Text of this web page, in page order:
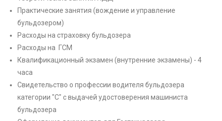
Практические занятия (вождение и управление
бульдозером)
Расходы на страховку бульдозера
Расходы на ГСМ
Квалификационный экзамен (внутренние экзамены) - 4
часа
Свидетельство о профессии водителя бульдозера
категории "C" с выдачей удостоверения машиниста
бульдозера